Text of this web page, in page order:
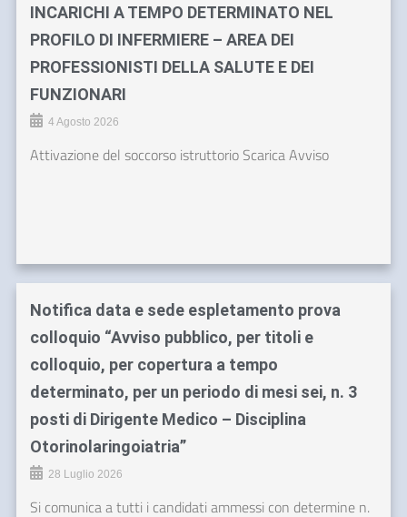
INCARICHI A TEMPO DETERMINATO NEL
PROFILO DI INFERMIERE – AREA DEI
PROFESSIONISTI DELLA SALUTE E DEI
FUNZIONARI
4 Agosto 2026
Attivazione del soccorso istruttorio Scarica Avviso
Notifica data e sede espletamento prova
colloquio “Avviso pubblico, per titoli e
colloquio, per copertura a tempo
determinato, per un periodo di mesi sei, n. 3
posti di Dirigente Medico – Disciplina
Otorinolaringoiatria”
28 Luglio 2026
Si comunica a tutti i candidati ammessi con determine n.